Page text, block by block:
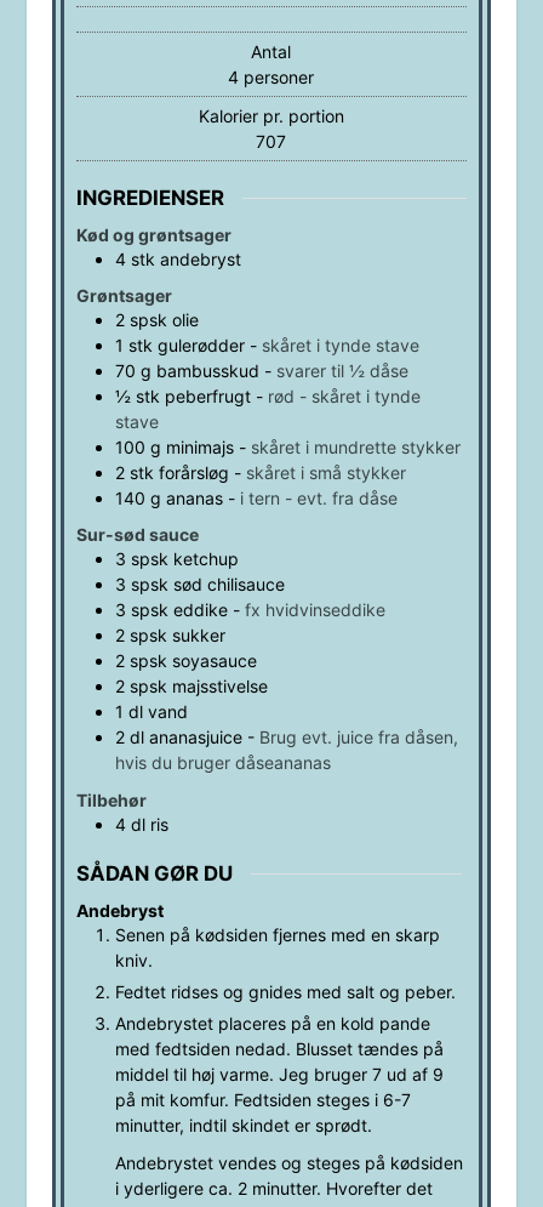
Antal
4 personer
Kalorier pr. portion
707
INGREDIENSER
Kød og grøntsager
4 stk andebryst
Grøntsager
2 spsk olie
1 stk gulerødder- skåret i tynde stave
70 g bambusskud - svarer til ½ dåse
½ stk peberfrugt- rød - skåret i tynde
stave
100 g minimajs- skåret i mundrette stykker
2 stk forårsløg - skåret i små stykker
140 g ananas- i tern - evt. fra dåse
Sur-sød sauce
3 spsk ketchup
3 spsk sød chilisauce
3 spsk eddike- fx hvidvinseddike
2 spsk sukker
2 spsk soyasauce
2 spsk majsstivelse
1 dl vand
2 dl ananasjuice- Brug evt. juice fra dåsen,
hvis du bruger dåseananas
Tilbehør
4 dl ris
SÅDAN GØR DU
Andebryst
Senen på kødsiden fjernes med en skarp
kniv.
Fedtet ridses og gnides med salt og peber.
Andebrystet placeres på en kold pande
med fedtsiden nedad. Blusset tændes på
middel til høj varme. Jeg bruger 7 ud af 9
på mit komfur. Fedtsiden steges i 6-7
minutter, indtil skindet er sprødt.
Andebrystet vendes og steges på kødsiden
i yderligere ca. 2 minutter. Hvorefter det